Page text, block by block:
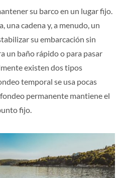
su barco en un lugar fijo.
una cadena y, a menudo, un
su embarcación sin
un baño rápido o para pasar
existen dos tipos
temporal se usa pocas
permanente mantiene el
fijo.